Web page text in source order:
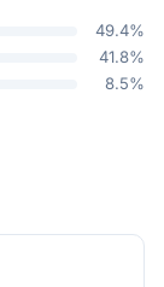
49.4%
41.8%
8.5%